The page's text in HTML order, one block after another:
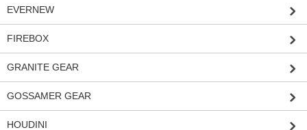
EVERNEW
FIREBOX
GRANITE GEAR
GOSSAMER GEAR
HOUDINI